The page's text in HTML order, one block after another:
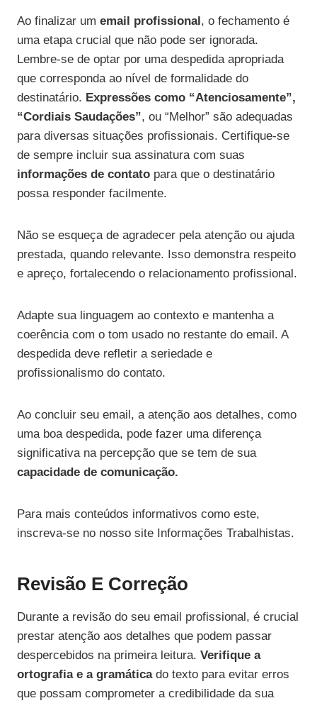
Ao finalizar um email profissional , o fechamento é
uma etapa crucial que não pode ser ignorada.
Lembre-se de optar por uma despedida apropriada
que corresponda ao nível de formalidade do
destinatário. Expressões como “Atenciosamente”,
“Cordiais Saudações”, ou “Melhor” são adequadas
para diversas situações profissionais. Certifique-se
de sempre incluir sua assinatura com suas
informações de contato para que o destinatário
possa responder facilmente.
Não se esqueça de agradecer pela atenção ou ajuda
prestada, quando relevante. Isso demonstra respeito
e apreço, fortalecendo o relacionamento profissional.
Adapte sua linguagem ao contexto e mantenha a
coerência com o tom usado no restante do email. A
despedida deve refletir a seriedade e
profissionalismo do contato.
Ao concluir seu email, a atenção aos detalhes, como
uma boa despedida, pode fazer uma diferença
significativa na percepção que se tem de sua
capacidade de comunicação.
Para mais conteúdos informativos como este,
inscreva-se no nosso site Informações Trabalhistas.
Revisão E Correção
Durante a revisão do seu email profissional, é crucial
prestar atenção aos detalhes que podem passar
despercebidos na primeira leitura. Verifique a
ortografia e a gramáticado texto para evitar erros
que possam comprometer a credibilidade da sua